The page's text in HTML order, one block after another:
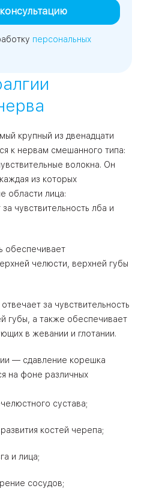
персональных
крупный из двенадцати
к нервам смешанного типа:
волокна. Он
из которых
области лица:
чувствительность лба и
обеспечивает
челюсти, верхней губы
за чувствительность
губы, а также обеспечивает
в жевании и глотании.
— сдавление корешка
на фоне различных
сустава;
костей черепа;
и лица;
сосудов;